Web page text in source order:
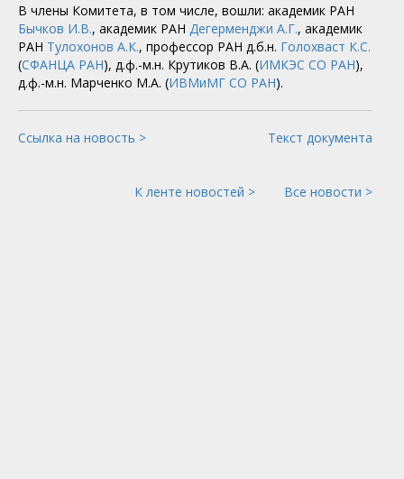
В члены Комитета, в том числе, вошли: академик РАН
Бычков И.В., академик РАН Дегерменджи А.Г., академик
РАН Тулохонов А.К., профессор РАН д.б.н. Голохваст К.С.
(СФАНЦА РАН), д.ф.-м.н. Крутиков В.А. (ИМКЭС СО РАН),
д.ф.-м.н. Марченко М.А. (ИВМиМГ СО РАН).
Ссылка на новость > Текст документа
К ленте новостей > Все новости >